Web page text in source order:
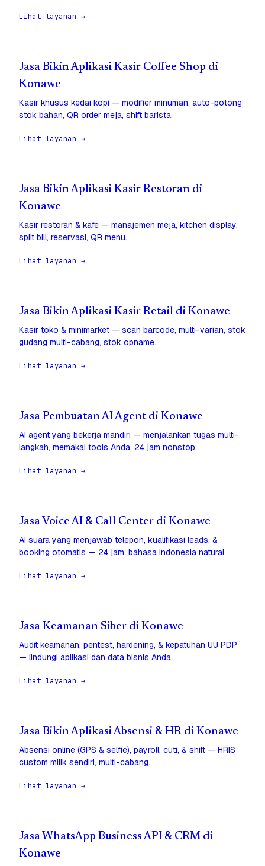
Lihat layanan →
Jasa Bikin Aplikasi Kasir Coffee Shop di
Konawe
Kasir khusus kedai kopi — modifier minuman, auto-potong
stok bahan, QR order meja, shift barista.
Lihat layanan →
Jasa Bikin Aplikasi Kasir Restoran di
Konawe
Kasir restoran & kafe — manajemen meja, kitchen display,
split bill, reservasi, QR menu.
Lihat layanan →
Jasa Bikin Aplikasi Kasir Retail di Konawe
Kasir toko & minimarket — scan barcode, multi-varian, stok
gudang multi-cabang, stok opname.
Lihat layanan →
Jasa Pembuatan AI Agent di Konawe
AI agent yang bekerja mandiri — menjalankan tugas multi-
langkah, memakai tools Anda, 24 jam nonstop.
Lihat layanan →
Jasa Voice AI & Call Center di Konawe
AI suara yang menjawab telepon, kualifikasi leads, &
booking otomatis — 24 jam, bahasa Indonesia natural.
Lihat layanan →
Jasa Keamanan Siber di Konawe
Audit keamanan, pentest, hardening, & kepatuhan UU PDP
— lindungi aplikasi dan data bisnis Anda.
Lihat layanan →
Jasa Bikin Aplikasi Absensi & HR di Konawe
Absensi online (GPS & selfie), payroll, cuti, & shift — HRIS
custom milik sendiri, multi-cabang.
Lihat layanan →
Jasa WhatsApp Business API & CRM di
Konawe